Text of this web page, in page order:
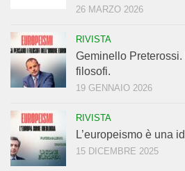
26 MARZO 2026
RIVISTA
Geminello Preterossi.
filosofi.
19 GENNAIO 2026
RIVISTA
L’europeismo è una
15 DICEMBRE 2025